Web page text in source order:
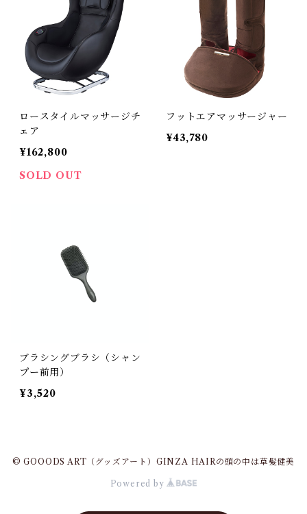
ロースタイルマッサージチ
ェア
¥162,800
SOLD OUT
フットエアマッサージャー
¥43,780
ブラシングブラシ（シャン
プー前用）
¥3,520
© GOOODS ART（グッズアート）GINZA HAIRの頭の中は草髪健美
Powered by